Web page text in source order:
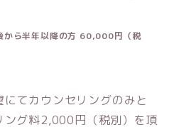
から半年以降の方 60,000円 （税
てカウンセリングのみと
ング料2,000円 （税別） を頂